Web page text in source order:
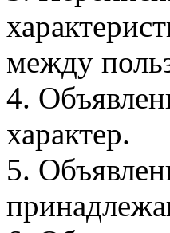
между
4.
характер.
5.